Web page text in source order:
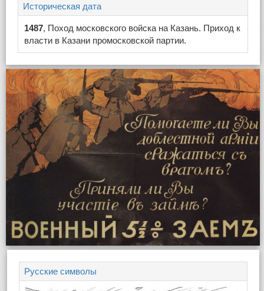
Историческая дата
1487, Поход московского войска на Казань. Приход к
власти в Казани промосковской партии.
Русские символы